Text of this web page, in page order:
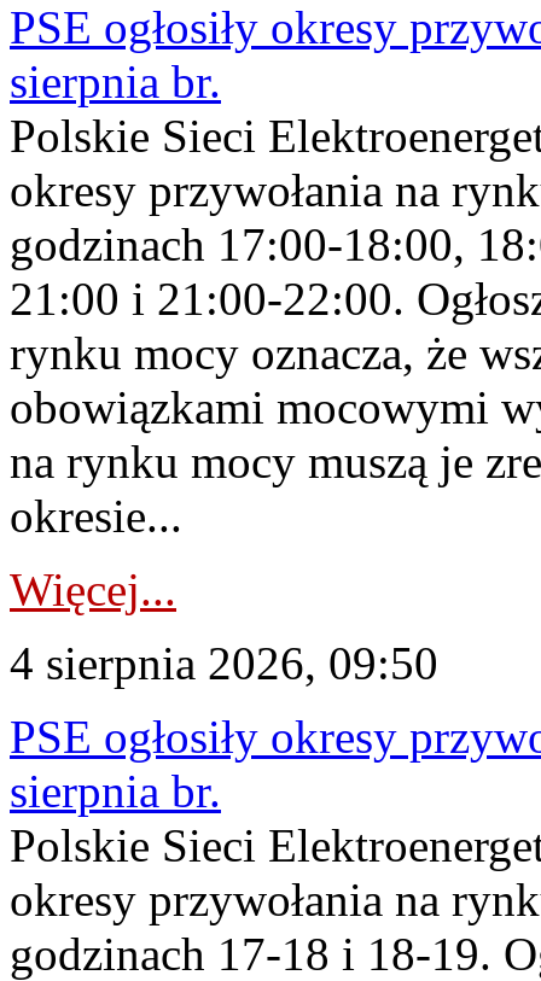
PSE ogłosiły okresy
sierpnia br.
Polskie Sieci
okresy przywołania na
godzinach 17:00-18:00,
21:00 i 21:00-22:00.
rynku mocy oznacza, że
obowiązkami mocowymi
na rynku mocy muszą je
okresie...
Więcej...
4 sierpnia 2026, 09:50
PSE ogłosiły okresy
sierpnia br.
Polskie Sieci
okresy przywołania na
godzinach 17-18 i 18-19.